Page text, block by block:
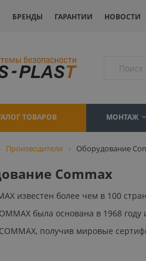
БРЕНДЫ ГАРАНТИИ НОВОСТИ
ТОВАРОВ МОНТАЖ
Производители Оборудование
Commax
известен более чем в 100
была основана в 1968
получив мировые